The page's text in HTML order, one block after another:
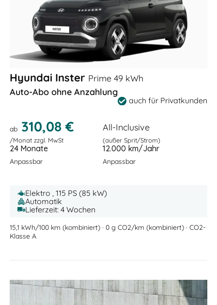
Hyundai Inster Prime 49 kWh
Auto-Abo ohne Anzahlung
auch für Privatkunden
ab 310,08 €
/Monat zzgl. MwSt
All-Inclusive
(außer Sprit/Strom)
24 Monate
Anpassbar
12.000 km/Jahr
Anpassbar
Elektro , 115 PS (85 kW)
Automatik
Lieferzeit: 4 Wochen
15,1 kWh/100 km (kombiniert) · 0 g CO2/km (kombiniert) · CO2-
Klasse A